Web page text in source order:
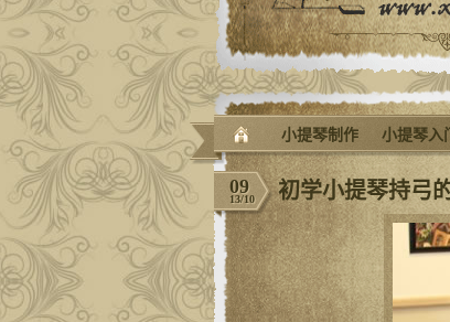
小提琴制作 小提琴入
初学小提琴持弓
09
13/10